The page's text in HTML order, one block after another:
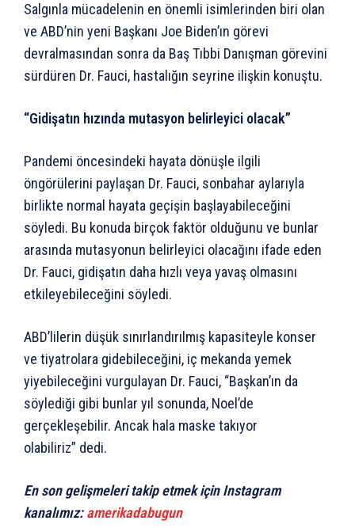
Salgınla mücadelenin en önemli isimlerinden biri olan
ve ABD’nin yeni Başkanı Joe Biden’ın görevi
devralmasından sonra da Baş Tıbbi Danışman görevini
sürdüren Dr. Fauci, hastalığın seyrine ilişkin konuştu.
“Gidişatın hızında mutasyon belirleyici olacak”
Pandemi öncesindeki hayata dönüşle ilgili
öngörülerini paylaşan Dr. Fauci, sonbahar aylarıyla
birlikte normal hayata geçişin başlayabileceğini
söyledi. Bu konuda birçok faktör olduğunu ve bunlar
arasında mutasyonun belirleyici olacağını ifade eden
Dr. Fauci, gidişatın daha hızlı veya yavaş olmasını
etkileyebileceğini söyledi.
ABD’lilerin düşük sınırlandırılmış kapasiteyle konser
ve tiyatrolara gidebileceğini, iç mekanda yemek
yiyebileceğini vurgulayan Dr. Fauci, “Başkan’ın da
söylediği gibi bunlar yıl sonunda, Noel’de
gerçekleşebilir. Ancak hala maske takıyor
olabiliriz” dedi.
En son gelişmeleri takip etmek için Instagram
kanalımız:amerikadabugun